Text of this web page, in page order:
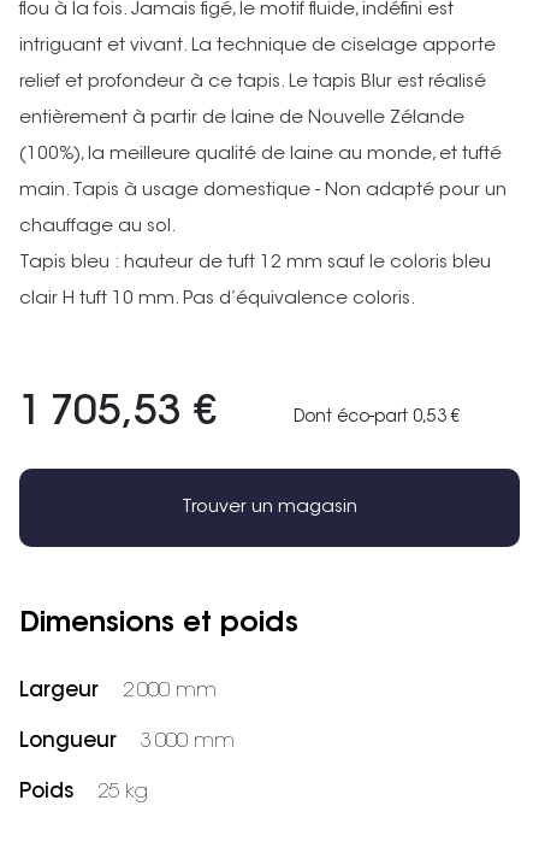
flou à la fois. Jamais figé, le motif fluide, indéfini est
intriguant et vivant. La technique de ciselage apporte
relief et profondeur à ce tapis. Le tapis Blur est réalisé
entièrement à partir de laine de Nouvelle Zélande
(100%), la meilleure qualité de laine au monde, et tufté
main. Tapis à usage domestique - Non adapté pour un
chauffage au sol.
Tapis bleu : hauteur de tuft 12 mm sauf le coloris bleu
clair H tuft 10 mm. Pas d’équivalence coloris.
1 705,53 € Dont éco-part 0,53 €
Trouver un magasin
Dimensions et poids
Largeur 2 000 mm
Longueur 3 000 mm
Poids 25 kg